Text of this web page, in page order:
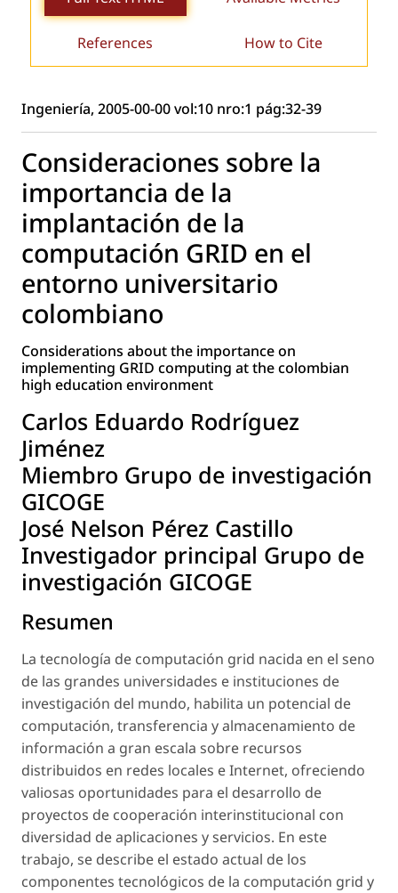
References How to Cite
Ingeniería, 2005-00-00 vol:10 nro:1 pág:32-39
Consideraciones sobre la
importancia de la
implantación de la
computación GRID en el
entorno universitario
colombiano
Considerations about the importance on
implementing GRID computing at the colombian
high education environment
Carlos Eduardo Rodríguez
Jiménez
Miembro Grupo de investigación
GICOGE
José Nelson Pérez Castillo
Investigador principal Grupo de
investigación GICOGE
Resumen
La tecnología de computación grid nacida en el seno
de las grandes universidades e instituciones de
investigación del mundo, habilita un potencial de
computación, transferencia y almacenamiento de
información a gran escala sobre recursos
distribuidos en redes locales e Internet, ofreciendo
valiosas oportunidades para el desarrollo de
proyectos de cooperación interinstitucional con
diversidad de aplicaciones y servicios. En este
trabajo, se describe el estado actual de los
componentes tecnológicos de la computación grid y